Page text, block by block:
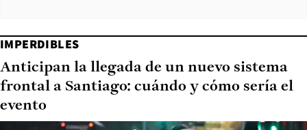
IMPERDIBLES
Anticipan la llegada de un nuevo sistema
frontal a Santiago: cuándo y cómo sería el
evento